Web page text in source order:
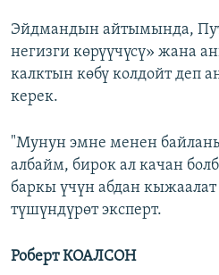
Эйдмандын айтымында,
негизги көрүүчүсү» жана
калктын көбү колдойт
керек.
"Мунун эмне менен
албайм, бирок ал качан
баркы үчүн абдан кыжаалат
түшүндүрөт эксперт.
Роберт КОАЛСОН